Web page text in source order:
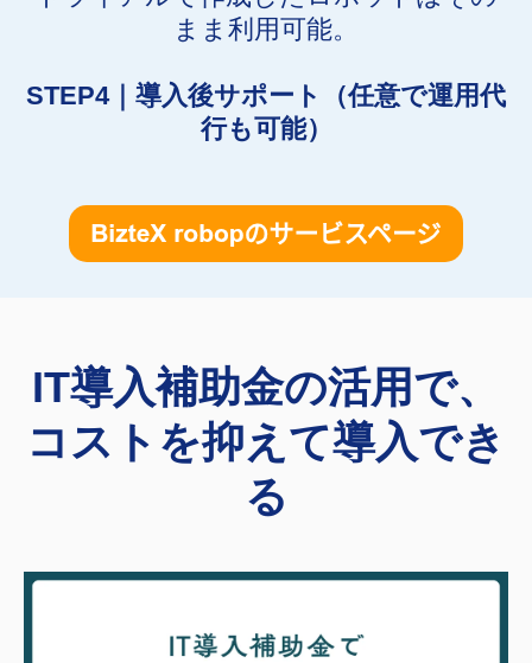
まま利用可能。
STEP4｜導入後サポート（任意で運用代
行も可能）
IT導入補助金の活用で、
コストを抑えて導入でき
る